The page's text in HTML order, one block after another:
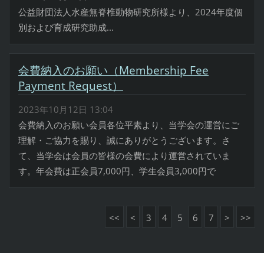
公益財団法人水産無脊椎動物研究所様より、2024年度個
別および育成研究助成...
会費納入のお願い（Membership Fee
Payment Request）
2023年10月12日 13:04
会費納入のお願い会員各位平素より、当学会の運営にご
理解・ご協力を賜り、誠にありがとうございます。さ
て、当学会は会員の皆様の会費により運営されていま
す。年会費は正会員7,000円、学生会員3,000円で
<< < 3 4 5 6 7 > >>